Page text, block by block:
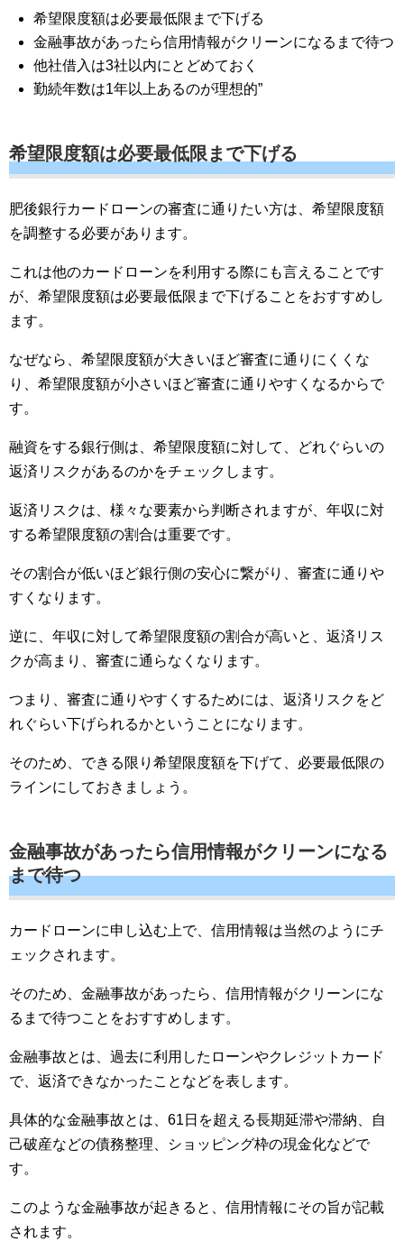
希望限度額は必要最低限まで下げる
金融事故があったら信用情報がクリーンになるまで待つ
他社借入は3社以内にとどめておく
勤続年数は1年以上あるのが理想的”
希望限度額は必要最低限まで下げる
肥後銀行カードローンの審査に通りたい方は、希望限度額
を調整する必要があります。
これは他のカードローンを利用する際にも言えることです
が、希望限度額は必要最低限まで下げることをおすすめし
ます。
なぜなら、希望限度額が大きいほど審査に通りにくくな
り、希望限度額が小さいほど審査に通りやすくなるからで
す。
融資をする銀行側は、希望限度額に対して、どれぐらいの
返済リスクがあるのかをチェックします。
返済リスクは、様々な要素から判断されますが、年収に対
する希望限度額の割合は重要です。
その割合が低いほど銀行側の安心に繋がり、審査に通りや
すくなります。
逆に、年収に対して希望限度額の割合が高いと、返済リス
クが高まり、審査に通らなくなります。
つまり、審査に通りやすくするためには、返済リスクをど
れぐらい下げられるかということになります。
そのため、できる限り希望限度額を下げて、必要最低限の
ラインにしておきましょう。
金融事故があったら信用情報がクリーンになる
まで待つ
カードローンに申し込む上で、信用情報は当然のようにチ
ェックされます。
そのため、金融事故があったら、信用情報がクリーンにな
るまで待つことをおすすめします。
金融事故とは、過去に利用したローンやクレジットカード
で、返済できなかったことなどを表します。
具体的な金融事故とは、61日を超える長期延滞や滞納、自
己破産などの債務整理、ショッピング枠の現金化などで
す。
このような金融事故が起きると、信用情報にその旨が記載
されます。